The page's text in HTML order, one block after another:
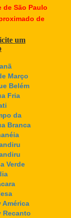
de São Paulo
de
um
Março
Belém
Fria
da
Branca
Verde
América
Recanto